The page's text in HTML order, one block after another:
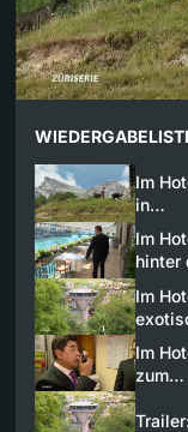
Im
in…
Im
hinter
Im
Im
zum…